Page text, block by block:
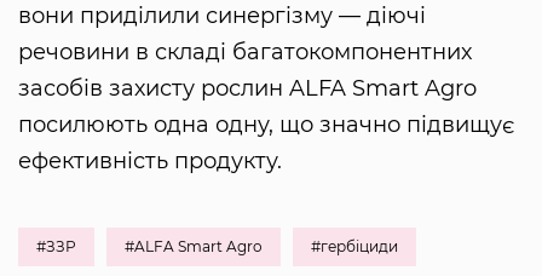
вони приділили синергізму — діючі
речовини в складі багатокомпонентних
засобів захисту рослин ALFA Smart Agro
посилюють одна одну, що значно підвищує
ефективність продукту.
#ЗЗР #ALFA Smart Agro #гербіциди